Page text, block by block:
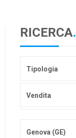
RICERCA.
Tipologia
Vendita
Genova (GE)